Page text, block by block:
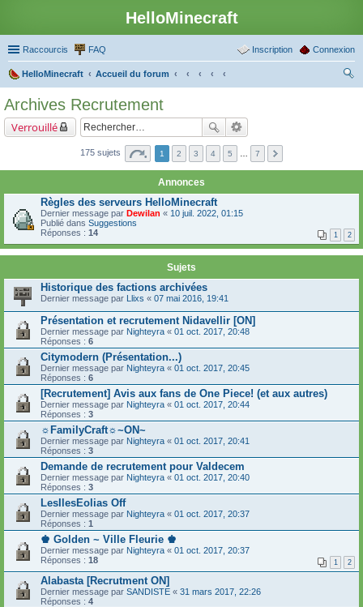
HelloMinecraft
Raccourcis FAQ Connexion
Inscription
HelloMinecraft
Accueil du forum
Archives Recrutement
Verrouillé
175 sujets 1 2 3 4 5 7
Annonces
Règles des serveurs HelloMinecraft
Dernier message par Dewilan « 10 juil. 2022, 01:15
Publié dans Suggestions
Réponses : 14 1 2
Sujets
Historique des factions archivées
Dernier message par Llixs « 07 mai 2016, 19:41
Présentation et recrutement Nidavellir [ON]
Dernier message par Nighteyra « 01 oct. 2017, 20:48
Réponses : 6
Citymodern (Présentation...)
Dernier message par Nighteyra « 01 oct. 2017, 20:45
Réponses : 6
[Recrutement] Avis aux fans de One Piece! (et aux autres)
Dernier message par Nighteyra « 01 oct. 2017, 20:44
Réponses : 3
☼FamilyCraft☼~ON~
Dernier message par Nighteyra « 01 oct. 2017, 20:41
Réponses : 3
Demande de recrutement pour Valdecem
Dernier message par Nighteyra « 01 oct. 2017, 20:40
Réponses : 3
LesIlesEolias Off
Dernier message par Nighteyra « 01 oct. 2017, 20:37
Réponses : 1
♚ Golden ~ Ville Fleurie ♚
Dernier message par Nighteyra « 01 oct. 2017, 20:37
Réponses : 18 1 2
Alabasta [Recrutment ON]
Dernier message par SANDISTE « 31 mars 2017, 22:26
Réponses : 4